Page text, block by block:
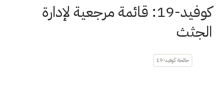
كوفيد-19: قائمة مرجعية لإدارة
الجثث
جائحة كوفيد-19